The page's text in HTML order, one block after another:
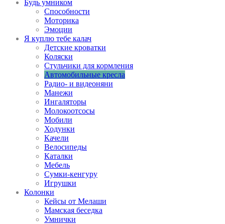
Будь умником
Способности
Моторика
Эмоции
Я куплю тебе калач
Детские кроватки
Коляски
Стульчики для кормления
Автомобильные кресла
Радио- и видеоняни
Манежи
Ингаляторы
Молокоотсосы
Мобили
Ходунки
Качели
Велосипеды
Каталки
Мебель
Сумки-кенгуру
Игрушки
Колонки
Кейсы от Мелаши
Мамская беседка
Умнички